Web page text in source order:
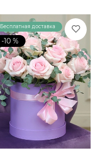
Акция!
-10 %
Бесплатная доставка